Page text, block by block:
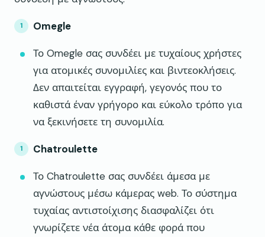
Omegle
Το Omegle σας συνδέει με τυχαίους χρήστες
για ατομικές συνομιλίες και βιντεοκλήσεις.
Δεν απαιτείται εγγραφή, γεγονός που το
καθιστά έναν γρήγορο και εύκολο τρόπο για
να ξεκινήσετε τη συνομιλία.
Chatroulette
Το Chatroulette σας συνδέει άμεσα με
αγνώστους μέσω κάμερας web. Το σύστημα
τυχαίας αντιστοίχισης διασφαλίζει ότι
γνωρίζετε νέα άτομα κάθε φορά που